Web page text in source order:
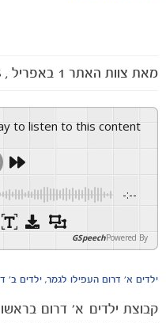
מאת צוות האתר 1 באפריל , 2015
to listen to this content
-:--
Powered By
GSpeech
ילדים א' דרום העפילו לגמר, ילדים ב'
קבוצת ילדים א' דרום